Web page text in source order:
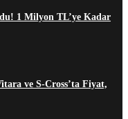
1 Milyon TL’ye Kadar
ve S-Cross’ta Fiyat,